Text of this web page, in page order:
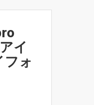
イ
ォ